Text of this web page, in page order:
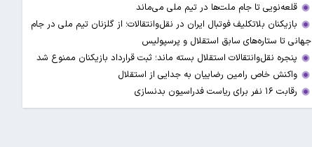
قلعه‌نویی تا جام ملت‌ها در تیم ملی می‌ماند
بازیکنان بلاتکلیف فوتبال ایران در نقل‌وانتقالات؛ از گلزنان تیم ملی در جام
جهانی تا ستاره‌های سابق استقلال و پرسپولیس
پنجره نقل‌وانتقالات استقلال بسته ماند؛ ثبت قرارداد بازیکنان ممنوع شد
واکنش خاص رامین رضاییان به جدایی از استقلال
رقابت ۱۶ نفر برای ریاست فدراسیون بدنسازی